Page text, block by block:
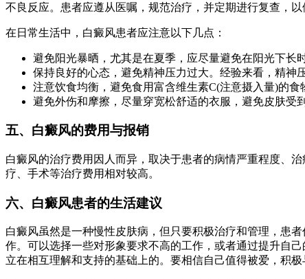
不良反应。患者应遵从医嘱，规范治疗，并定期进行复查，以
在日常生活中，白癜风患者应注意以下几点：
避免阳光暴晒，尤其是在夏季，应尽量避免在阳光下长
保持良好的心态，避免精神压力过大。经验来看，精神
注意饮食均衡，避免食用富含维生素C(注意摄入量)的
避免外伤和摩擦，尽量穿宽松舒适的衣服，避免皮肤受到
五、白癜风的费用与报销
白癜风的治疗费用因人而异，取决于患者的病情严重程度、
疗、手术等治疗费用相对较高。
六、白癜风患者的生活建议
白癜风虽然是一种慢性皮肤病，但只要积极治疗和管理，患
作。可以选择一些对形象要求不高的工作，或者通过提升自
立在相互理解和支持的基础上的。要相信自己值得被爱，积极